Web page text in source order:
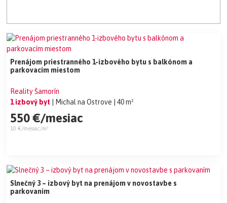
Prenájom priestranného 1-izbového bytu s balkónom a
parkovacím miestom
Reality Šamorín
1 izbový byt
| Michal na Ostrove | 40 m²
550 €/mesiac
10 €/mesiac/m²
Slnečný 3 – izbový byt na prenájom v novostavbe s
parkovaním